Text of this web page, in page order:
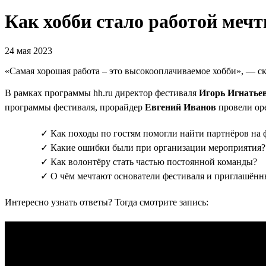
Как хобби стало работой
24 мая 2023
«Самая хорошая работа – это высокооплачиваемое хобби», —
В рамках программы hh.ru директор фестиваля Игорь
программы фестиваля, прорайдер Евгений Иванов провели
✓ Как походы по гостям помогли найти партнёров на
✓ Какие ошибки были при организации мероприятия?
✓ Как волонтёру стать частью постоянной команды?
✓ О чём мечтают основатели фестиваля и
Интересно узнать ответы? Тогда смотрите запись: